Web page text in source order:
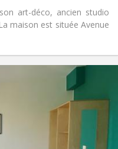
art-déco, ancien studio
maison est située Avenue
Infos Pratiques
675 €
Charges:
250 €
6 mois, 3-4 mois,
vacances d'été, au mois
Domiciliation: